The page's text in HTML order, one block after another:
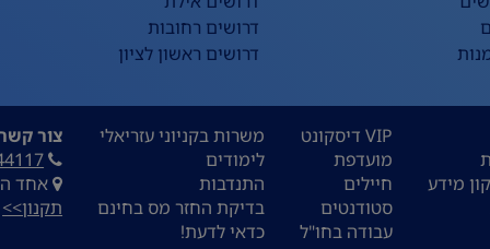
דרושים רחובות
דרושים ראשון לציון
מידע
VIP דיסקונט
מועדפת
חיילים
סטודנטים
עבודה בחו"ל
משרות בקניוני עזריאלי
לימודים
התנדבות
בדיקת החזר מס בחינם
כדאי לדעת!
צור
אחד העם 9,
תקנון>>